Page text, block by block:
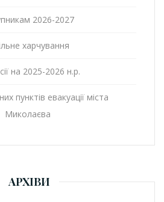
2026-2027
харчування
на 2025-2026 н.р.
пунктів евакуації міста
Миколаєва
АРХІВИ